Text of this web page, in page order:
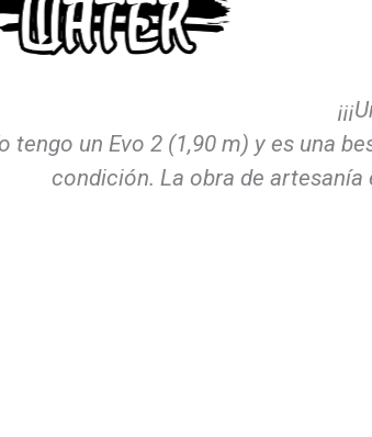
2 tablas en la tienda de
son magníficos y te